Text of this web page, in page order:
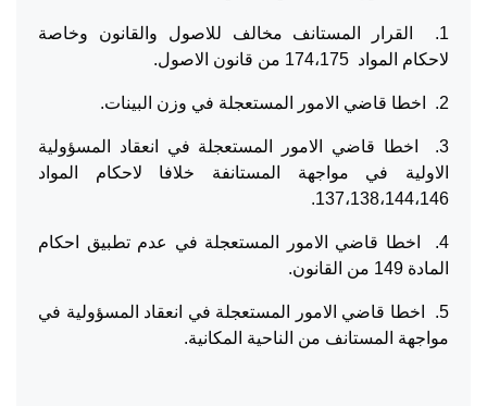
1. القرار المستانف مخالف للاصول والقانون وخاصة
لاحكام المواد 174،175 من قانون الاصول.
2. اخطا قاضي الامور المستعجلة في وزن البينات.
3. اخطا قاضي الامور المستعجلة في انعقاد المسؤولية
الاولية في مواجهة المستانفة خلافا لاحكام المواد
137،138،144،146.
4. اخطا قاضي الامور المستعجلة في عدم تطبيق احكام
المادة 149 من القانون.
5. اخطا قاضي الامور المستعجلة في انعقاد المسؤولية في
مواجهة المستانف من الناحية المكانية.